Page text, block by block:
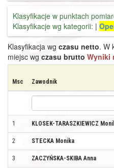
Klasyfikacje w punktach
Klasyfikacje wg kategorii: |
Klasyfikacja wg czasu netto. W
miejsc wg czasu brutto Wyniki
Msc Zawodnik
1 KLOSEK-TARASZKIEWICZ
2 STECKA Monika
3 ZACZYŃSKA-SKIBA Anna